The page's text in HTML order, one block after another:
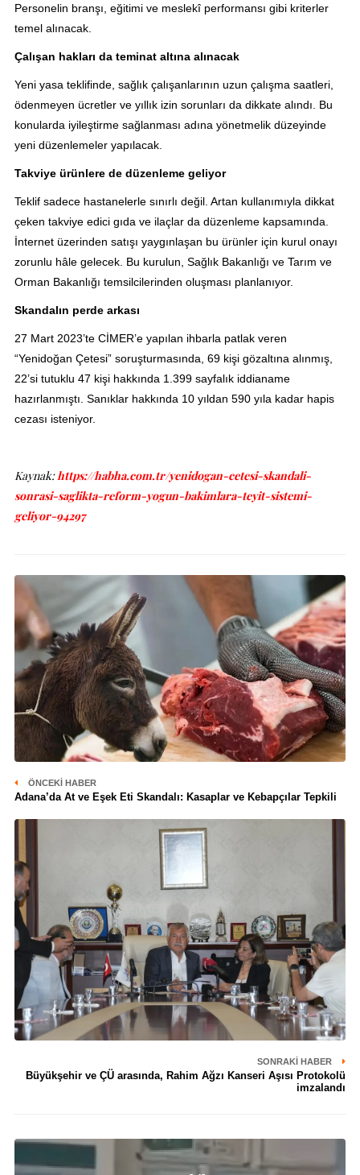
Personelin branşı, eğitimi ve meslekî performansı gibi kriterler
temel alınacak.
Çalışan hakları da teminat altına alınacak
Yeni yasa teklifinde, sağlık çalışanlarının uzun çalışma saatleri,
ödenmeyen ücretler ve yıllık izin sorunları da dikkate alındı. Bu
konularda iyileştirme sağlanması adına yönetmelik düzeyinde
yeni düzenlemeler yapılacak.
Takviye ürünlere de düzenleme geliyor
Teklif sadece hastanelerle sınırlı değil. Artan kullanımıyla dikkat
çeken takviye edici gıda ve ilaçlar da düzenleme kapsamında.
İnternet üzerinden satışı yaygınlaşan bu ürünler için kurul onayı
zorunlu hâle gelecek. Bu kurulun, Sağlık Bakanlığı ve Tarım ve
Orman Bakanlığı temsilcilerinden oluşması planlanıyor.
Skandalın perde arkası
27 Mart 2023’te CİMER’e yapılan ihbarla patlak veren
“Yenidoğan Çetesi” soruşturmasında, 69 kişi gözaltına alınmış,
22’si tutuklu 47 kişi hakkında 1.399 sayfalık iddianame
hazırlanmıştı. Sanıklar hakkında 10 yıldan 590 yıla kadar hapis
cezası isteniyor.
Kaynak:https://habha.com.tr/yenidogan-cetesi-skandali-
sonrasi-saglikta-reform-yogun-bakimlara-teyit-sistemi-
geliyor-94297
ÖNCEKI HABER
Adana’da At ve Eşek Eti Skandalı: Kasaplar ve Kebapçılar Tepkili
SONRAKI HABER
Büyükşehir ve ÇÜ arasında, Rahim Ağzı Kanseri Aşısı Protokolü
imzalandı